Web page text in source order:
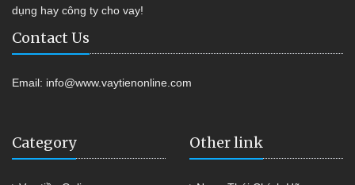
dụng hay công ty cho vay!
Contact Us
Email: info@www.vaytienonline.com
Category Other link